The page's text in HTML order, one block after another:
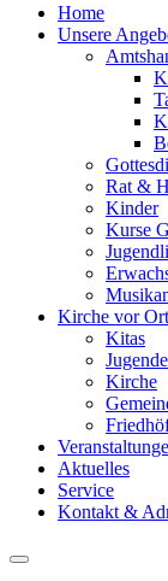
Home
Unsere
Rat &
Kinder
Kurse
Kirche vor Ort
Kitas
Kirche
Aktuelles
Service
Kontakt &